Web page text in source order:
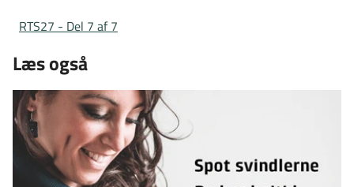
RTS27 - Del 7 af 7
Læs også